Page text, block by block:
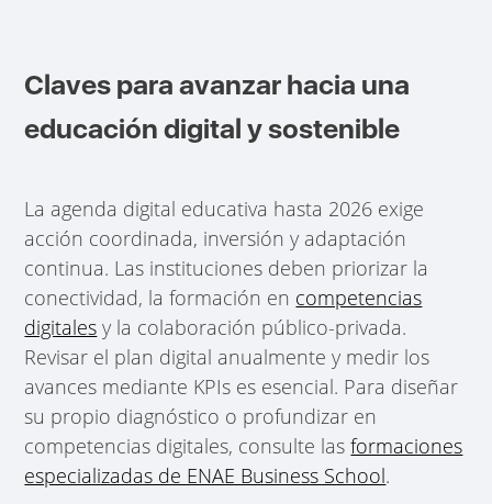
Claves para avanzar hacia una
educación digital y sostenible
La agenda digital educativa hasta 2026 exige
acción coordinada, inversión y adaptación
continua. Las instituciones deben priorizar la
conectividad, la formación en competencias
digitales y la colaboración público-privada.
Revisar el plan digital anualmente y medir los
avances mediante KPIs es esencial. Para diseñar
su propio diagnóstico o profundizar en
competencias digitales, consulte lasformaciones
especializadas de ENAE Business School.